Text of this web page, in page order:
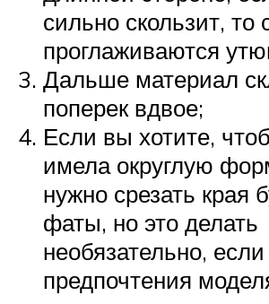
сильно скользит, то
проглаживаются
Дальше материал
поперек вдвое;
Если вы хотите,
имела округлую
нужно срезать края
фаты, но это делать
необязательно,
предпочтения